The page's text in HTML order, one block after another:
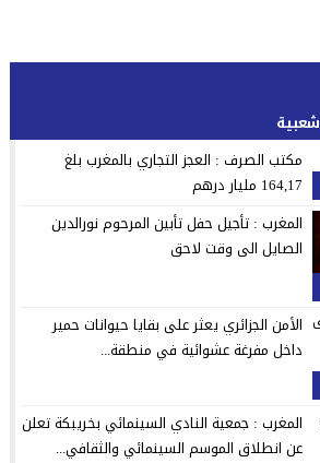
شعبية
مكتب الصرف : العجز التجاري بالمغرب بلغ
164,17 مليار درهم
المغرب : تأجيل حفل تأبين المرحوم نورالدين
الصايل الى وقت لاحق
الأمن الجزائري يعثر على بقايا حيوانات حمير
داخل مفرغة عشوائية في منطقة...
المغرب : جمعية النادي السينمائي بخريبكة تعلن
عن انطلاق الموسم السينمائي والثقافي...